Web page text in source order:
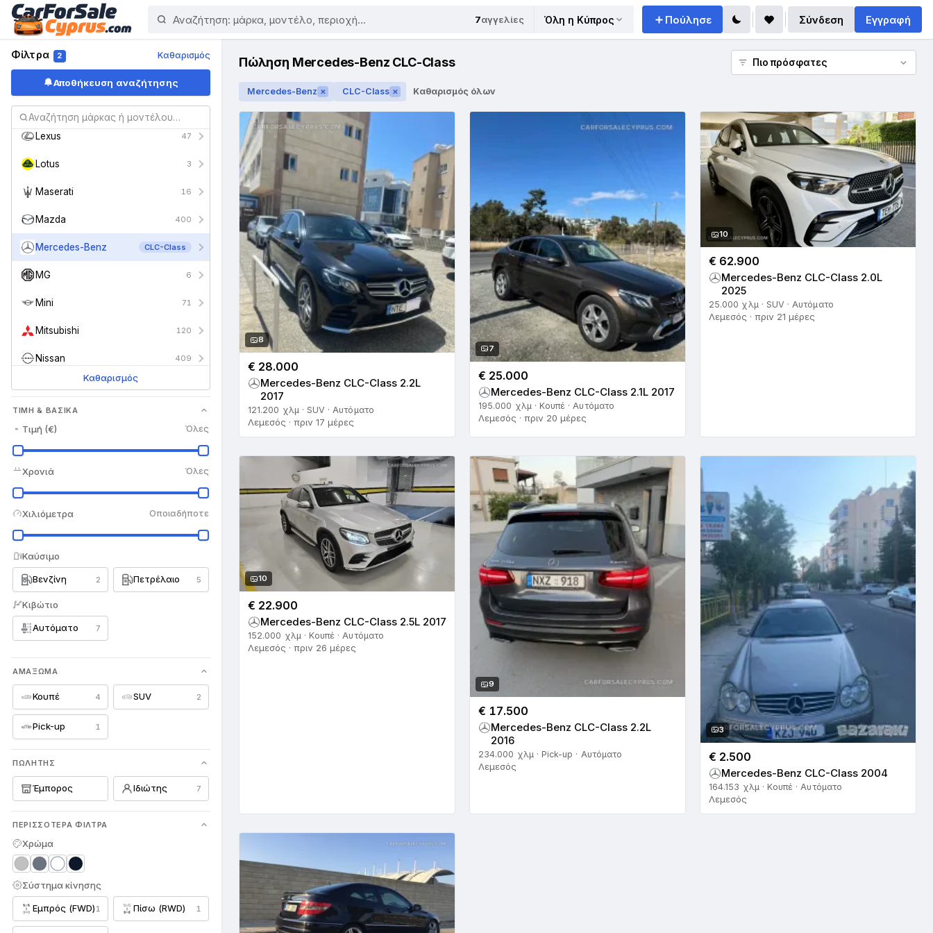
7αγγελίες Όλη η Κύπρος Πούλησε Σύνδεση Εγγραφή
Φίλτρα 2 Καθαρισμός
Αποθήκευση αναζήτησης
Kia 110
Lada 1
Lamborghini
Land Rover 130
Lexus 47
Lotus 3
Maserati 16
Mazda 400
Mercedes-Benz CLC-Class
MG 6
Mini 71
Mitsubishi 120
Nissan 409
Peugeot
Proton 1
Renault 68
Saab
Seat
Skoda
Smart
Subaru
Suzuki
Tesla
Toyota 571
Triumph 2
Vauxhall
Volkswagen
Volvo
Ά Άλλο 15
Καθαρισμός
ΤΙΜΉ & ΒΑΣΙΚΆ
Τιμή (€) Όλες
Χρονιά Όλες
Χιλιόμετρα Οποιαδήποτε
Καύσιμο
Βενζίνη 2 Πετρέλαιο 5
Κιβώτιο
Αυτόματο 7
ΑΜΆΞΩΜΑ
Κουπέ 4 SUV 2
Pick-up 1
ΠΩΛΗΤΉΣ
Έμπορος Ιδιώτης 7
ΠΕΡΙΣΣΌΤΕΡΑ ΦΊΛΤΡΑ
Χρώμα
Σύστημα κίνησης
Εμπρός (FWD) 1 Πίσω (RWD) 1
Πώληση Mercedes-Benz CLC-Class
Mercedes-Benz ✕ CLC-Class ✕ Καθαρισμός όλων
8
€ 28.000
Mercedes-Benz CLC-Class 2.2L
2017
121.200 χλμ · SUV · Αυτόματο
Λεμεσός · πριν 17 μέρες
7
€ 25.000
Mercedes-Benz CLC-Class 2.1L 2017
195.000 χλμ · Κουπέ · Αυτόματο
Λεμεσός · πριν 20 μέρες
10
€ 62.900
Mercedes-Benz CLC-Class 2.0L
2025
25.000 χλμ · SUV · Αυτόματο
Λεμεσός · πριν 21 μέρες
10
€ 22.900
Mercedes-Benz CLC-Class 2.5L 2017
152.000 χλμ · Κουπέ · Αυτόματο
Λεμεσός · πριν 26 μέρες
9
€ 17.500
Mercedes-Benz CLC-Class 2.2L
2016
234.000 χλμ · Pick-up · Αυτόματο
Λεμεσός
3
€ 2.500
Mercedes-Benz CLC-Class 2004
164.153 χλμ · Κουπέ · Αυτόματο
Λεμεσός